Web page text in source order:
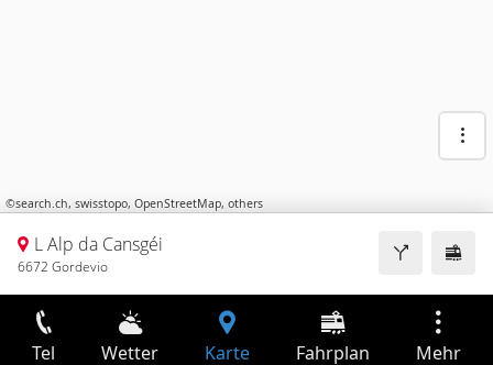
©search.ch, swisstopo, OpenStreetMap, others
L Alp da Cansgéi
6672 Gordevio
Tel Wetter Karte Fahrplan Mehr